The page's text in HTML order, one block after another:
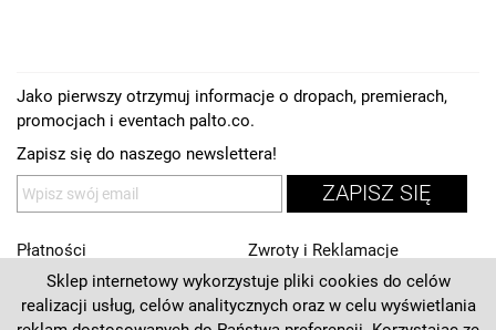
Sklep internetowy wykorzystuje pliki cookies do celów
realizacji usług, celów analitycznych oraz w celu wyświetlania
Jako pierwszy otrzymuj informacje o dropach, premierach,
promocjach i eventach palto.co.
Zapisz się do naszego newslettera!
ZAPISZ SIĘ
Płatności
Regulamin
Polityka prywatności
Zwroty i Reklamacje
Kontakt
O nas